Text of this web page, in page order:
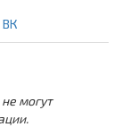
не могут